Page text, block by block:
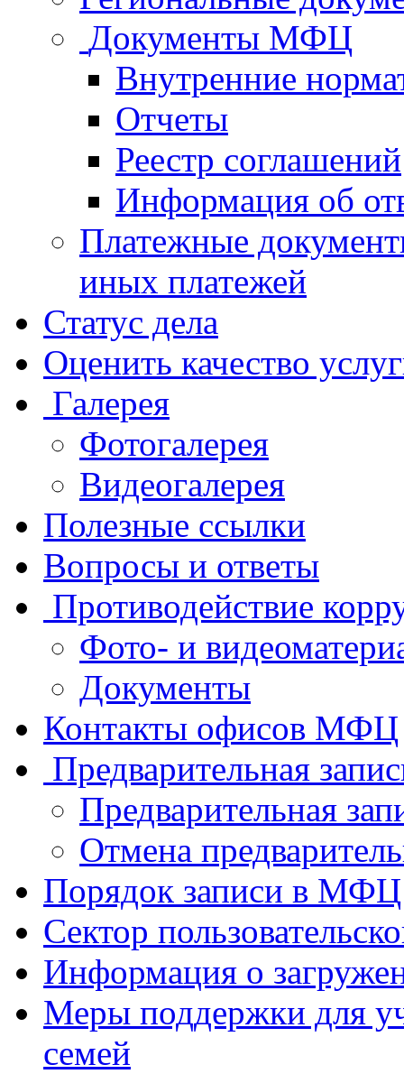
Документы МФЦ
Внутренние
Отчеты
Реестр соглашений
Информация об
Платежные
иных платежей
Статус дела
Оценить качество
Галерея
Фотогалерея
Видеогалерея
Полезные ссылки
Вопросы и ответы
Противодействие
Фото- и
Документы
Контакты офисов МФЦ
Предварительная
Предварительная
Отмена
Порядок записи в МФЦ
Сектор
Информация о
Меры поддержки для
семей